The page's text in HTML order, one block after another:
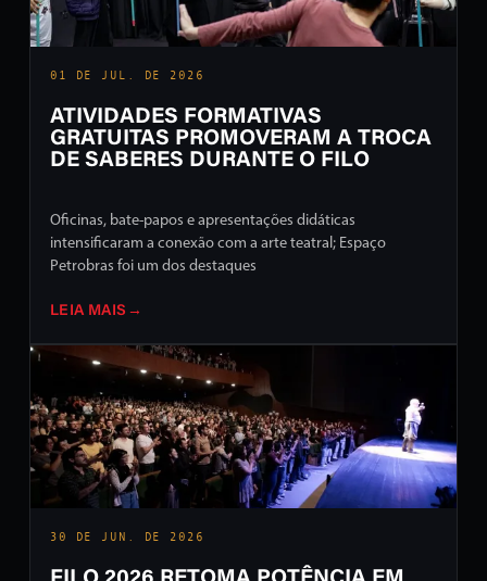
01 DE JUL. DE 2026
ATIVIDADES FORMATIVAS
GRATUITAS PROMOVERAM A TROCA
DE SABERES DURANTE O FILO
Oficinas, bate-papos e apresentações didáticas
intensificaram a conexão com a arte teatral; Espaço
Petrobras foi um dos destaques
LEIA MAIS →
30 DE JUN. DE 2026